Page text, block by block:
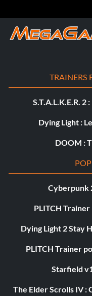
TRAINERS
S.T.A.L.K.E.R.
Dying Light :
DOOM :
Cyberpunk
PLITCH
Dying Light 2 Stay
PLITCH Trainer
Starfield
The Elder Scrolls IV :